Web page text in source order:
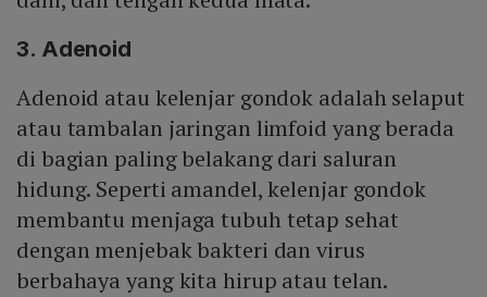
3. Adenoid
Adenoid atau kelenjar gondok adalah selaput
atau tambalan jaringan limfoid yang berada
di bagian paling belakang dari saluran
hidung. Seperti amandel, kelenjar gondok
membantu menjaga tubuh tetap sehat
dengan menjebak bakteri dan virus
berbahaya yang kita hirup atau telan.